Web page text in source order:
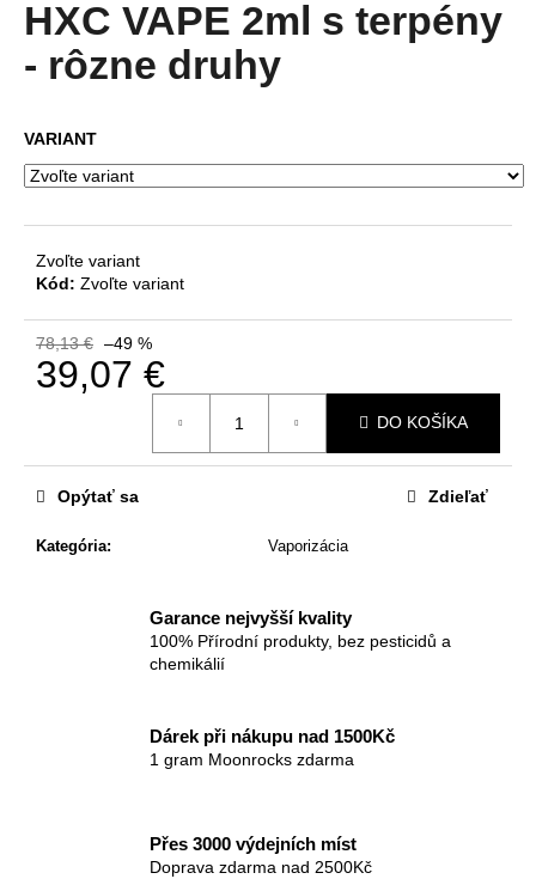
je
z
HXC VAPE 2ml s terpény
- rôzne druhy
VARIANT
Zvoľte variant
Kód: Zvoľte variant
78,13 € –49 %
39,07 €
DO KOŠÍKA
Kategória: Vaporizácia
Opýtať sa Zdieľať
Garance nejvyšší kvality
100% Přírodní produkty, bez pesticidů a
chemikálií
Dárek při nákupu nad 1500Kč
1 gram Moonrocks zdarma
Přes 3000 výdejních míst
Doprava zdarma nad 2500Kč
á
j
?
HĽADAŤ
O
o
č